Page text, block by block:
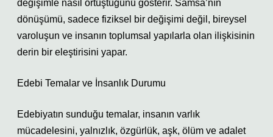
değişimle nasıl örtüştüğünü gösterir. Samsa’nın
dönüşümü, sadece fiziksel bir değişimi değil, bireysel
varoluşun ve insanın toplumsal yapılarla olan ilişkisinin
derin bir eleştirisini yapar.
Edebi Temalar ve İnsanlık Durumu
Edebiyatın sunduğu temalar, insanın varlık
mücadelesini, yalnızlık, özgürlük, aşk, ölüm ve adalet